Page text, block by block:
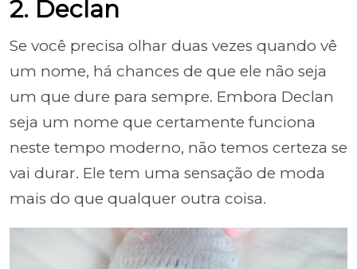
2. Declan
Se você precisa olhar duas vezes quando vê
um nome, há chances de que ele não seja
um que dure para sempre. Embora Declan
seja um nome que certamente funciona
neste tempo moderno, não temos certeza se
vai durar. Ele tem uma sensação de moda
mais do que qualquer outra coisa.